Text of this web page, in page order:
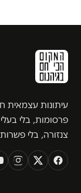
עיתונות עצמאית
פרסומות, בלי בעלי
צנזורה, בלי